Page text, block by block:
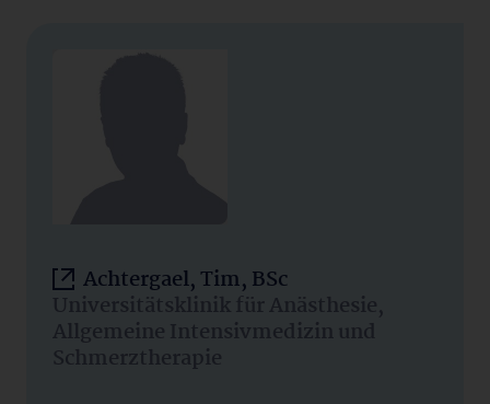
Achtergael, Tim, BSc
Universitätsklinik für Anästhesie,
Allgemeine Intensivmedizin und
Schmerztherapie